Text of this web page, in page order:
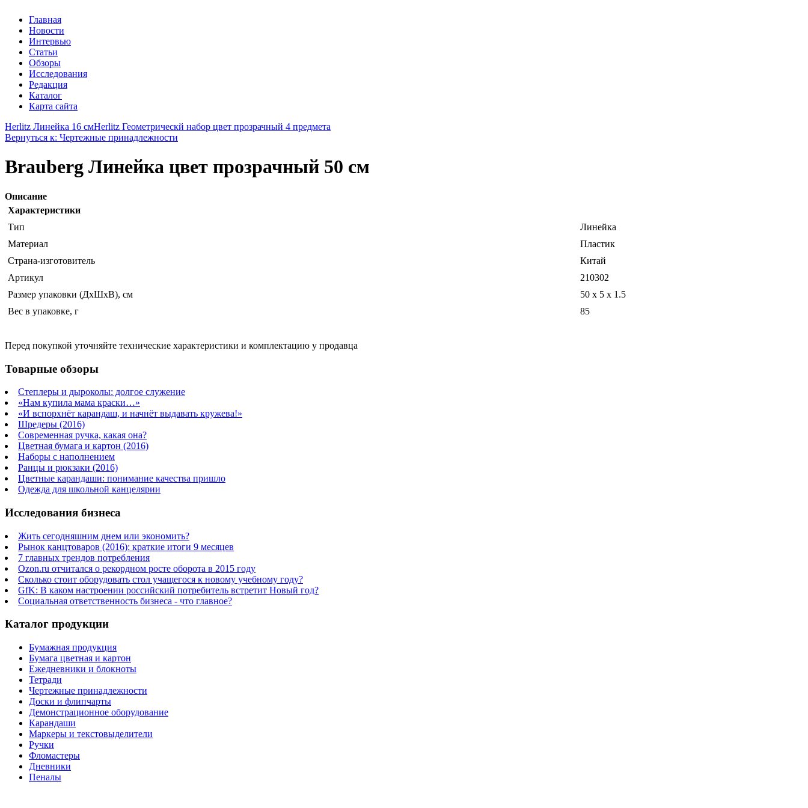
Главная
Новости
Интервью
Статьи
Обзоры
Исследования
Редакция
Каталог
Карта сайта
Herlitz Линейка 16 смHerlitz Геометрическй набор цвет прозрачный 4 предмета
Вернуться к: Чертежные принадлежности
Brauberg Линейка цвет прозрачный 50 см
Описание
Характеристики
Тип
Линейка
Материал
Пластик
Страна-изготовитель
Китай
Артикул
210302
Размер упаковки (ДхШхВ), см
50 x 5 x 1.5
Вес в упаковке, г
85
Перед покупкой уточняйте технические характеристики и комплектацию у продавца
Товарные обзоры
Степлеры и дыроколы: долгое служение
«Нам купила мама краски…»
«И вспорхнёт карандаш, и начнёт выдавать кружева!»
Шредеры (2016)
Современная ручка, какая она?
Цветная бумага и картон (2016)
Наборы с наполнением
Ранцы и рюкзаки (2016)
Цветные карандаши: понимание качества пришло
Одежда для школьной канцелярии
Исследования бизнеса
Жить сегодняшним днем или экономить?
Рынок канцтоваров (2016): краткие итоги 9 месяцев
7 главных трендов потребления
Ozon.ru отчитался о рекордном росте оборота в 2015 году
Сколько стоит оборудовать стол учащегося к новому учебному году?
GfK: В каком настроении российский потребитель встретит Новый год?
Социальная ответственность бизнеса - что главное?
Каталог продукции
Бумажная продукция
Бумага цветная и картон
Ежедневники и блокноты
Тетради
Чертежные принадлежности
Доски и флипчарты
Демонстрационное оборудование
Карандаши
Маркеры и текстовыделители
Ручки
Фломастеры
Дневники
Пеналы